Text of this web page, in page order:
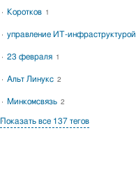
Коротков 1
управление ИТ-инфраструктурой
23 февраля 1
Альт Линукс 2
Минкомсвязь 2
Показать все 137 тегов